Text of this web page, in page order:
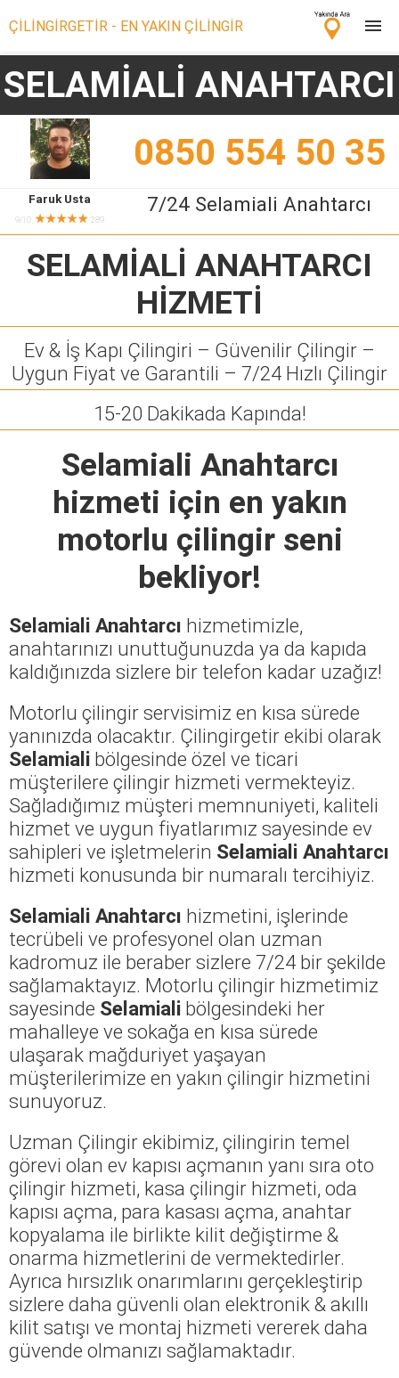
ÇİLİNGİRGETİR - EN YAKIN ÇİLİNGİR
Çilingir Ara
Çilingir misin? Bize Katıl!
SELAMİALİ ANAHTARCI
0850 554 50 35
Faruk Usta
9/10 ★★★★★289
7/24 Selamiali Anahtarcı
SELAMİALİ ANAHTARCI
HİZMETİ
Ev & İş Kapı Çilingiri – Güvenilir Çilingir –
Uygun Fiyat ve Garantili – 7/24 Hızlı Çilingir
15-20 Dakikada Kapında!
Selamiali Anahtarcı
hizmeti için en yakın
motorlu çilingir seni
bekliyor!
Selamiali Anahtarcı hizmetimizle,
anahtarınızı unuttuğunuzda ya da kapıda
kaldığınızda sizlere bir telefon kadar uzağız!
Motorlu çilingir servisimiz en kısa sürede
yanınızda olacaktır. Çilingirgetir ekibi olarak
Selamiali bölgesinde özel ve ticari
müşterilere çilingir hizmeti vermekteyiz.
Sağladığımız müşteri memnuniyeti, kaliteli
hizmet ve uygun fiyatlarımız sayesinde ev
sahipleri ve işletmelerin Selamiali Anahtarcı
hizmeti konusunda bir numaralı tercihiyiz.
Selamiali Anahtarcı hizmetini, işlerinde
tecrübeli ve profesyonel olan uzman
kadromuz ile beraber sizlere 7/24 bir şekilde
sağlamaktayız. Motorlu çilingir hizmetimiz
sayesinde Selamiali bölgesindeki her
mahalleye ve sokağa en kısa sürede
ulaşarak mağduriyet yaşayan
müşterilerimize en yakın çilingir hizmetini
sunuyoruz.
Uzman Çilingir ekibimiz, çilingirin temel
görevi olan ev kapısı açmanın yanı sıra oto
çilingir hizmeti, kasa çilingir hizmeti, oda
kapısı açma, para kasası açma, anahtar
kopyalama ile birlikte kilit değiştirme &
onarma hizmetlerini de vermektedirler.
Ayrıca hırsızlık onarımlarını gerçekleştirip
sizlere daha güvenli olan elektronik & akıllı
kilit satışı ve montaj hizmeti vererek daha
güvende olmanızı sağlamaktadır.